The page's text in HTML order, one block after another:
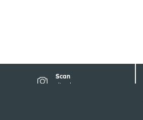
Scan
d'ordonnance